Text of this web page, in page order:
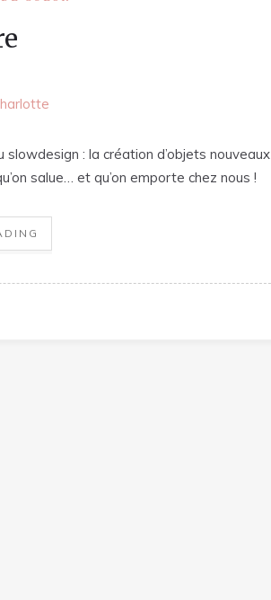
: la création d’objets nouveaux
salue… et qu’on emporte chez nous !